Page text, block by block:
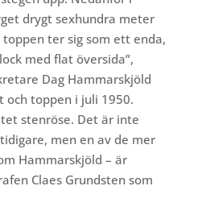
drygt sexhundra meter
ter sig som ett enda,
med flat översida”,
Dag Hammarskjöld
och toppen i juli 1950.
stenröse. Det är inte
men en av de mer
Hammarskjöld – är
Claes Grundsten som